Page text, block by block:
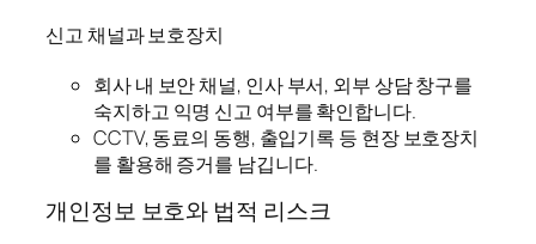
신고 채널과 보호장치
회사 내 보안 채널, 인사 부서, 외부 상담 창구를
숙지하고 익명 신고 여부를 확인합니다.
CCTV, 동료의 동행, 출입기록 등 현장 보호장치
를 활용해 증거를 남깁니다.
개인정보 보호와 법적 리스크